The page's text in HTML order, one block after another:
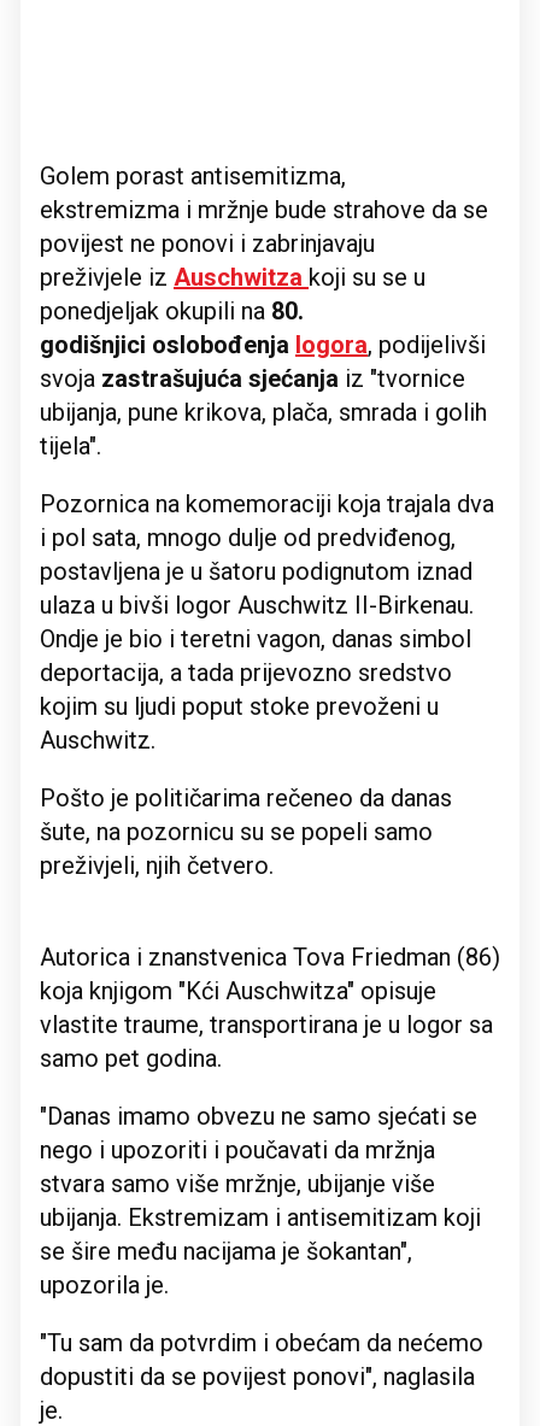
Golem porast antisemitizma,
ekstremizma i mržnje bude strahove da se
povijest ne ponovi i zabrinjavaju
preživjele iz Auschwitza koji su se u
ponedjeljak okupili na 80.
godišnjici oslobođenja logora, podijelivši
svoja zastrašujuća sjećanja iz "tvornice
ubijanja, pune krikova, plača, smrada i golih
tijela".
Pozornica na komemoraciji koja trajala dva
i pol sata, mnogo dulje od predviđenog,
postavljena je u šatoru podignutom iznad
ulaza u bivši logor Auschwitz II-Birkenau.
Ondje je bio i teretni vagon, danas simbol
deportacija, a tada prijevozno sredstvo
kojim su ljudi poput stoke prevoženi u
Auschwitz.
Pošto je političarima rečeneo da danas
šute, na pozornicu su se popeli samo
preživjeli, njih četvero.
Autorica i znanstvenica Tova Friedman (86)
koja knjigom "Kći Auschwitza" opisuje
vlastite traume, transportirana je u logor sa
samo pet godina.
"Danas imamo obvezu ne samo sjećati se
nego i upozoriti i poučavati da mržnja
stvara samo više mržnje, ubijanje više
ubijanja. Ekstremizam i antisemitizam koji
se šire među nacijama je šokantan",
upozorila je.
"Tu sam da potvrdim i obećam da nećemo
dopustiti da se povijest ponovi", naglasila
je.